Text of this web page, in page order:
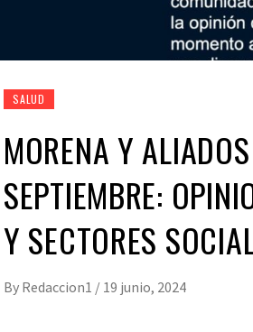
SALUD
MORENA Y
SEPTIEMBRE:
Y SECTORES
By Redaccion1 / 19 junio, 2024